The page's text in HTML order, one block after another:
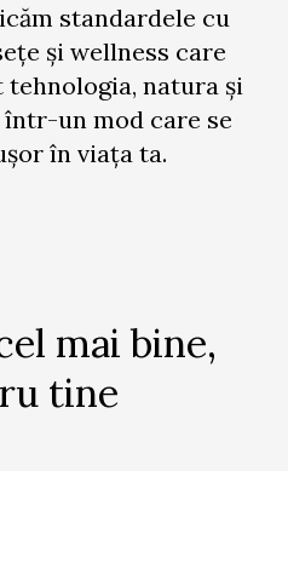
standardele cu
și wellness care
natura și
un mod care se
în viața ta.
mai bine,
tine